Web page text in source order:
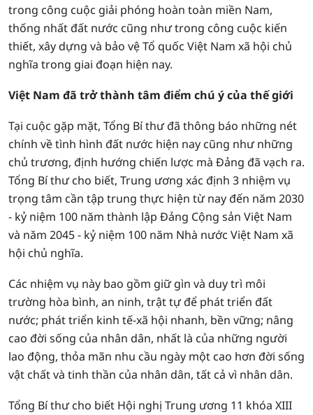
trong công cuộc giải phóng hoàn toàn miền Nam,
thống nhất đất nước cũng như trong công cuộc kiến
thiết, xây dựng và bảo vệ Tổ quốc Việt Nam xã hội chủ
nghĩa trong giai đoạn hiện nay.
Việt Nam đã trở thành tâm điểm chú ý của thế giới
Tại cuộc gặp mặt, Tổng Bí thư đã thông báo những nét
chính về tình hình đất nước hiện nay cũng như những
chủ trương, định hướng chiến lược mà Đảng đã vạch ra.
Tổng Bí thư cho biết, Trung ương xác định 3 nhiệm vụ
trọng tâm cần tập trung thực hiện từ nay đến năm 2030
- kỷ niệm 100 năm thành lập Đảng Cộng sản Việt Nam
và năm 2045 - kỷ niệm 100 năm Nhà nước Việt Nam xã
hội chủ nghĩa.
Các nhiệm vụ này bao gồm giữ gìn và duy trì môi
trường hòa bình, an ninh, trật tự để phát triển đất
nước; phát triển kinh tế-xã hội nhanh, bền vững; nâng
cao đời sống của nhân dân, nhất là của những người
lao động, thỏa mãn nhu cầu ngày một cao hơn đời sống
vật chất và tinh thần của nhân dân, tất cả vì nhân dân.
Tổng Bí thư cho biết Hội nghị Trung ương 11 khóa XIII